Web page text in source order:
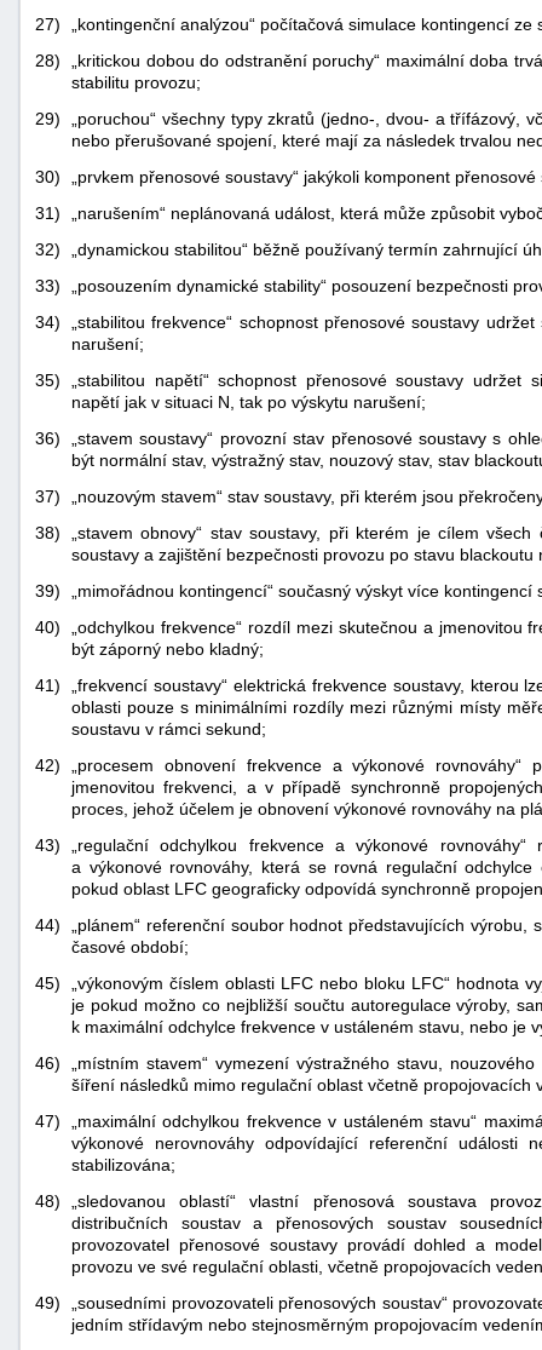
27)
„kontingenční analýzou“ počítačová simulace kontingencí
28)
„kritickou dobou do odstranění poruchy“ maximální doba
stabilitu provozu;
29)
„poruchou“ všechny typy zkratů (jedno-, dvou- a třífázový,
nebo přerušované spojení, které mají za následek trvalou
30)
„prvkem přenosové soustavy“ jakýkoli komponent
31)
„narušením“ neplánovaná událost, která může způsobit
32)
„dynamickou stabilitou“ běžně používaný termín zahrnující
33)
„posouzením dynamické stability“ posouzení bezpečnosti
34)
„stabilitou frekvence“ schopnost přenosové soustavy
narušení;
35)
„stabilitou napětí“ schopnost přenosové soustavy
napětí jak v situaci N, tak po výskytu narušení;
36)
„stavem soustavy“ provozní stav přenosové soustavy s
být normální stav, výstražný stav, nouzový stav, stav
37)
„nouzovým stavem“ stav soustavy, při kterém jsou
38)
„stavem obnovy“ stav soustavy, při kterém je cílem
soustavy a zajištění bezpečnosti provozu po stavu blackoutu
39)
„mimořádnou kontingencí“ současný výskyt více
40)
„odchylkou frekvence“ rozdíl mezi skutečnou a jmenovitou
být záporný nebo kladný;
41)
„frekvencí soustavy“ elektrická frekvence soustavy, kterou
oblasti pouze s minimálními rozdíly mezi různými místy
soustavu v rámci sekund;
42)
„procesem obnovení frekvence a výkonové
jmenovitou frekvenci, a v případě synchronně
proces, jehož účelem je obnovení výkonové rovnováhy na
43)
„regulační odchylkou frekvence a výkonové
a výkonové rovnováhy, která se rovná regulační
pokud oblast LFC geograficky odpovídá synchronně
44)
„plánem“ referenční soubor hodnot představujících
časové období;
45)
„výkonovým číslem oblasti LFC nebo bloku LFC“ hodnota
je pokud možno co nejbližší součtu autoregulace výroby,
k maximální odchylce frekvence v ustáleném stavu, nebo je
46)
„místním stavem“ vymezení výstražného stavu,
šíření následků mimo regulační oblast včetně propojovacích
47)
„maximální odchylkou frekvence v ustáleném stavu“
výkonové nerovnováhy odpovídající referenční
stabilizována;
48)
„sledovanou oblastí“ vlastní přenosová soustava
distribučních soustav a přenosových soustav
provozovatel přenosové soustavy provádí dohled a
provozu ve své regulační oblasti, včetně propojovacích
49)
„sousedními provozovateli přenosových soustav“
jedním střídavým nebo stejnosměrným propojovacím